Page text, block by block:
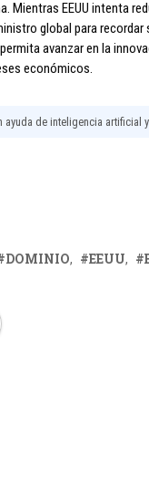
Mientras EEUU intenta
global para
avanzar en la
económicos.
ayuda de inteligencia artificial
DOMINIO EEUU